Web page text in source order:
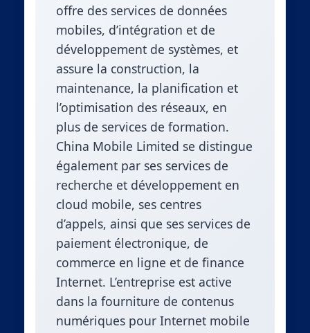
offre des services de données
mobiles, d’intégration et de
développement de systèmes, et
assure la construction, la
maintenance, la planification et
l’optimisation des réseaux, en
plus de services de formation.
China Mobile Limited se distingue
également par ses services de
recherche et développement en
cloud mobile, ses centres
d’appels, ainsi que ses services de
paiement électronique, de
commerce en ligne et de finance
Internet. L’entreprise est active
dans la fourniture de contenus
numériques pour Internet mobile